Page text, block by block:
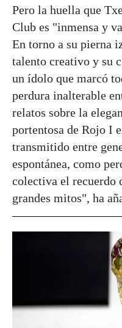
Pero la huella que
Club es "inmensa y
En torno a su pierna
talento creativo y su
un ídolo que marcó
perdura inalterable
relatos sobre la
portentosa de Rojo I
transmitido entre
espontánea, como
colectiva el recuerdo
grandes mitos", ha